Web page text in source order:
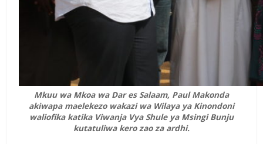
Mkuu wa Mkoa wa Dar es Salaam, Paul Makonda
akiwapa maelekezo wakazi wa Wilaya ya Kinondoni
waliofika katika Viwanja Vya Shule ya Msingi Bunju
kutatuliwa kero zao za ardhi.